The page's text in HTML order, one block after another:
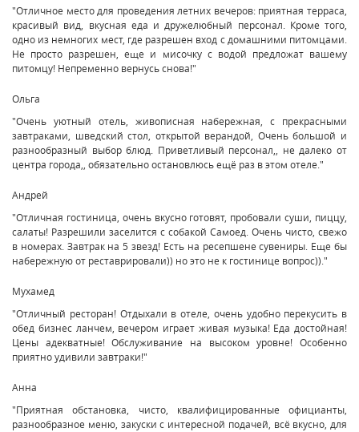
"Отличное место для проведения летних вечеров: приятная терраса,
красивый вид, вкусная еда и дружелюбный персонал. Кроме того,
одно из немногих мест, где разрешен вход с домашними питомцами.
Не просто разрешен, еще и мисочку с водой предложат вашему
питомцу! Непременно вернусь снова!"
Ольга
"Очень уютный отель, живописная набережная, с прекрасными
завтраками, шведский стол, открытой верандой, Очень большой и
разнообразный выбор блюд. Приветливый персонал,, не далеко от
центра города,, обязательно остановлюсь ещё раз в этом отеле."
Андрей
"Отличная гостиница, очень вкусно готовят, пробовали суши, пиццу,
салаты! Разрешили заселится с собакой Самоед. Очень чисто, свежо
в номерах. Завтрак на 5 звезд! Есть на ресепшене сувениры. Еще бы
набережную от реставрировали)) но это не к гостинице вопрос))."
Мухамед
"Отличный ресторан! Отдыхали в отеле, очень удобно перекусить в
обед бизнес ланчем, вечером играет живая музыка! Еда достойная!
Цены адекватные! Обслуживание на высоком уровне! Особенно
приятно удивили завтраки!"
Анна
"Приятная обстановка, чисто, квалифицированные официанты,
разнообразное меню, закуски с интересной подачей, всё вкусно, для